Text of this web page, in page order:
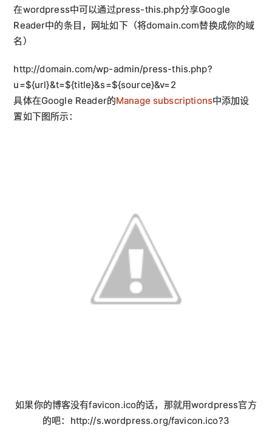
在wordpress中可以通过press-this.php分享Google
Reader中的条目，网址如下（将domain.com替换成你的域
名）
http://domain.com/wp-admin/press-this.php?
u=${url}&t=${title}&s=${source}&v=2
具体在Google Reader的Manage subscriptions中添加设
置如下图所示：
如果你的博客没有favicon.ico的话，那就用wordpress官方
的吧：http://s.wordpress.org/favicon.ico?3